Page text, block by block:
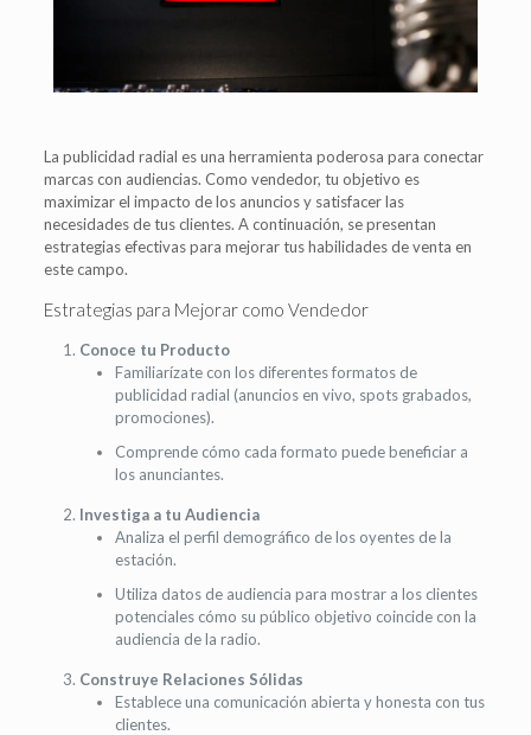
La publicidad radial es una herramienta poderosa para conectar
marcas con audiencias. Como vendedor, tu objetivo es
maximizar el impacto de los anuncios y satisfacer las
necesidades de tus clientes. A continuación, se presentan
estrategias efectivas para mejorar tus habilidades de venta en
este campo.
Estrategias para Mejorar como Vendedor
Conoce tu Producto
Familiarízate con los diferentes formatos de
publicidad radial (anuncios en vivo, spots grabados,
promociones).
Comprende cómo cada formato puede beneficiar a
los anunciantes.
Investiga a tu Audiencia
Analiza el perfil demográfico de los oyentes de la
estación.
Utiliza datos de audiencia para mostrar a los clientes
potenciales cómo su público objetivo coincide con la
audiencia de la radio.
Construye Relaciones Sólidas
Establece una comunicación abierta y honesta con tus
clientes.